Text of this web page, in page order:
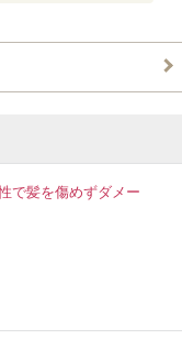
で髪を傷めずダメー